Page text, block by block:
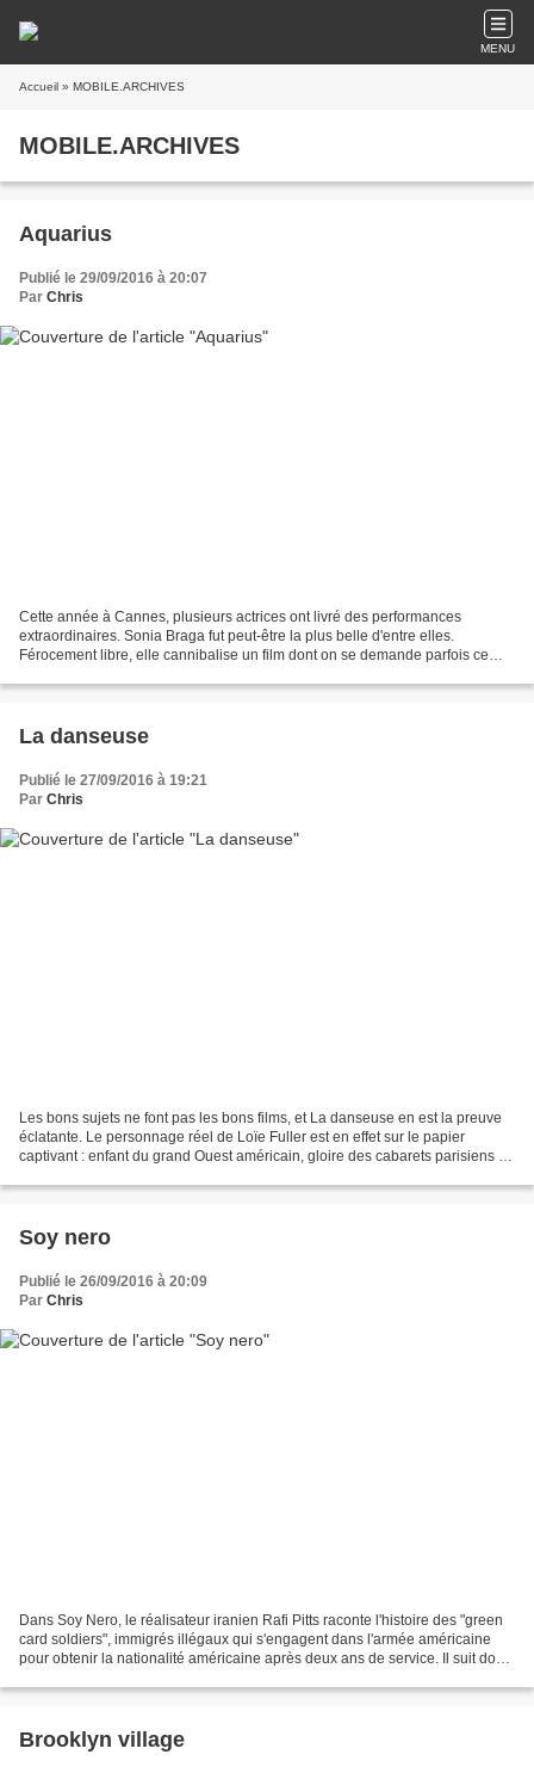
MENU
Accueil » MOBILE.ARCHIVES
MOBILE.ARCHIVES
Aquarius
Publié le 29/09/2016 à 20:07
Par Chris
Cette année à Cannes, plusieurs actrices ont livré des performances
extraordinaires. Sonia Braga fut peut-être la plus belle d'entre elles.
Férocement libre, elle cannibalise un film dont on se demande parfois ce
La danseuse
Publié le 27/09/2016 à 19:21
Par Chris
Les bons sujets ne font pas les bons films, et La danseuse en est la preuve
éclatante. Le personnage réel de Loïe Fuller est en effet sur le papier
captivant : enfant du grand Ouest américain, gloire des cabarets parisiens du
Soy nero
Publié le 26/09/2016 à 20:09
Par Chris
Dans Soy Nero, le réalisateur iranien Rafi Pitts raconte l'histoire des "green
card soldiers", immigrés illégaux qui s'engagent dans l'armée américaine
pour obtenir la nationalité américaine après deux ans de service. Il suit donc
Brooklyn village